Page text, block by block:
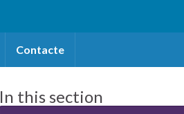
Contacte
In this section